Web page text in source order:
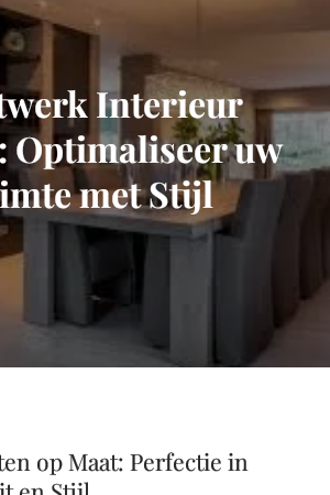
Interieur
Optimaliseer uw
met Stijl
op Maat: Perfectie in